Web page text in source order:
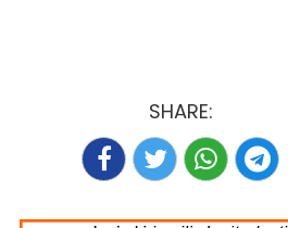
SHARE: